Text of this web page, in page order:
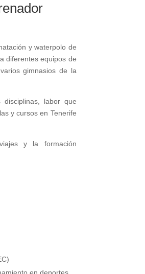
y waterpolo de
diferentes equipos de
gimnasios de la
disciplinas, labor que
y cursos en Tenerife
y la formación